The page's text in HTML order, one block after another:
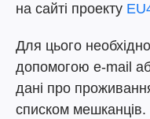
на сайті проекту
Для цього
допомогою e-mail
дані про
списком мешканців.